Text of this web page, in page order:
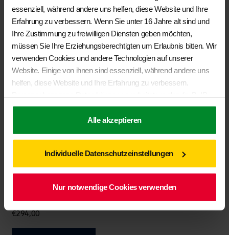
essenziell, während andere uns helfen, diese Website und Ihre
Erfahrung zu verbessern. Wenn Sie unter 16 Jahre alt sind und
Ihre Zustimmung zu freiwilligen Diensten geben möchten,
müssen Sie Ihre Erziehungsberechtigten um Erlaubnis bitten. Wir
verwenden Cookies und andere Technologien auf unserer
Website. Einige von ihnen sind essenziell, während andere uns
helfen, diese Website und Ihre Erfahrung zu verbessern.
Adressen), z. B. für personalisierte Anzeigen und Inhalte oder
Anzeigen- und Inhaltsmessung. Weitere Informationen über die
Verwendung Ihrer Daten finden Sie in unserer
Einstellungenwiderrufen oder anpassen.
Alle akzeptieren
Individuelle Datenschutzeinstellungen
Nur notwendige Cookies verwenden
BRANDRUP® – Second Skin Schonbezüge 2er Sitzbank VW- Grand
€294,00